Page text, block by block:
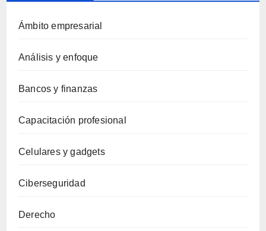
Ámbito empresarial
Análisis y enfoque
Bancos y finanzas
Capacitación profesional
Celulares y gadgets
Ciberseguridad
Derecho